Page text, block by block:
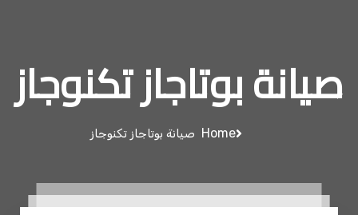
صيانة بوتاجاز تكنوجاز
Home صيانة بوتاجاز تكنوجاز